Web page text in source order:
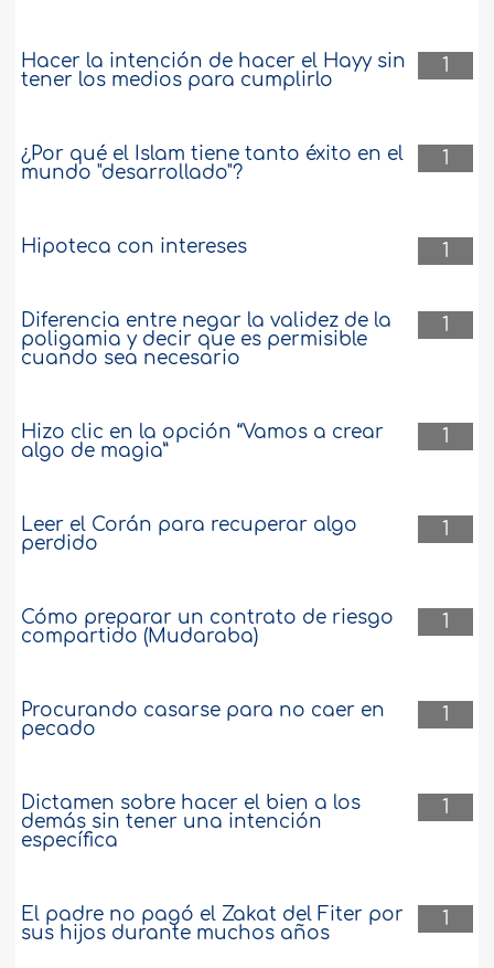
1
Hacer la intención de hacer el Hayy sin
tener los medios para cumplirlo
1
¿Por qué el Islam tiene tanto éxito en el
mundo "desarrollado"?
1
Hipoteca con intereses
1
Diferencia entre negar la validez de la
poligamia y decir que es permisible
cuando sea necesario
1
Hizo clic en la opción “Vamos a crear
algo de magia”
1
Leer el Corán para recuperar algo
perdido
1
Cómo preparar un contrato de riesgo
compartido (Mudaraba)
1
Procurando casarse para no caer en
pecado
1
Dictamen sobre hacer el bien a los
demás sin tener una intención
específica
1
El padre no pagó el Zakat del Fiter por
sus hijos durante muchos años